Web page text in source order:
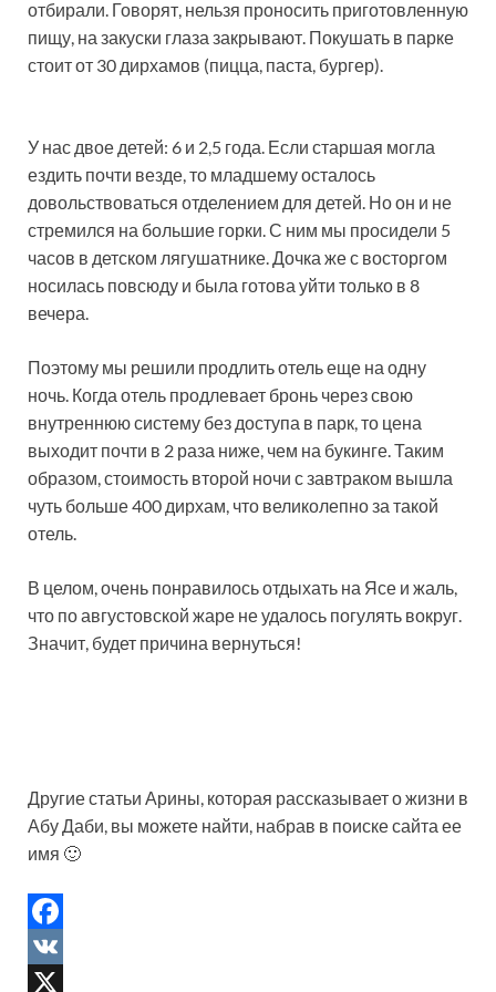
отбирали. Говорят, нельзя проносить приготовленную
пищу, на закуски глаза закрывают. Покушать в парке
стоит от 30 дирхамов (пицца, паста, бургер).
У нас двое детей: 6 и 2,5 года. Если старшая могла
ездить почти везде, то младшему осталось
довольствоваться отделением для детей. Но он и не
стремился на большие горки. С ним мы просидели 5
часов в детском лягушатнике. Дочка же с восторгом
носилась повсюду и была готова уйти только в 8
вечера.
Поэтому мы решили продлить отель еще на одну
ночь. Когда отель продлевает бронь через свою
внутреннюю систему без доступа в парк, то цена
выходит почти в 2 раза ниже, чем на букинге. Таким
образом, стоимость второй ночи с завтраком вышла
чуть больше 400 дирхам, что великолепно за такой
отель.
В целом, очень понравилось отдыхать на Ясе и жаль,
что по августовской жаре не удалось погулять вокруг.
Значит, будет причина вернуться!
Другие статьи Арины, которая рассказывает о жизни в
Абу Даби, вы можете найти, набрав в поиске сайта ее
имя 🙂
F
aV